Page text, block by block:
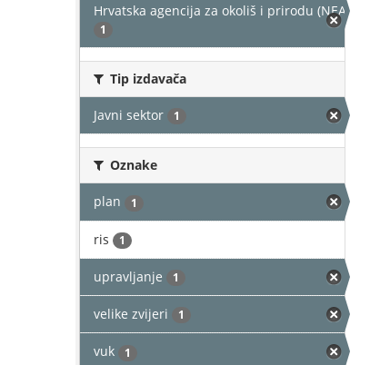
Hrvatska agencija za okoliš i prirodu
1
Tip izdavača
Javni sektor 1
Oznake
plan 1
ris 1
upravljanje 1
velike zvijeri 1
vuk 1